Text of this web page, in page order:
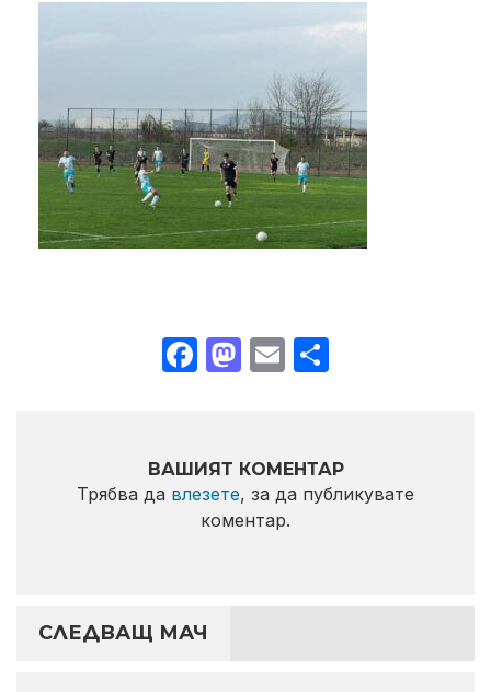
Facebook
Mastodon
Email
ВАШИЯТ КОМЕНТАР
Трябва да влезете, за да публикувате
коментар.
СЛЕДВАЩ МАЧ